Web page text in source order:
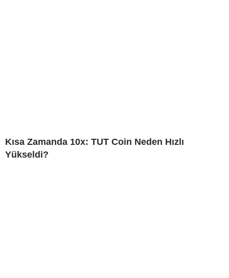
Kısa Zamanda 10x: TUT Coin Neden Hızlı
Yükseldi?